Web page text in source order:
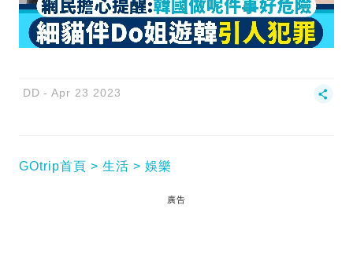
DD Apr 23 2023
GOtrip首頁 生活 娛樂
廣告